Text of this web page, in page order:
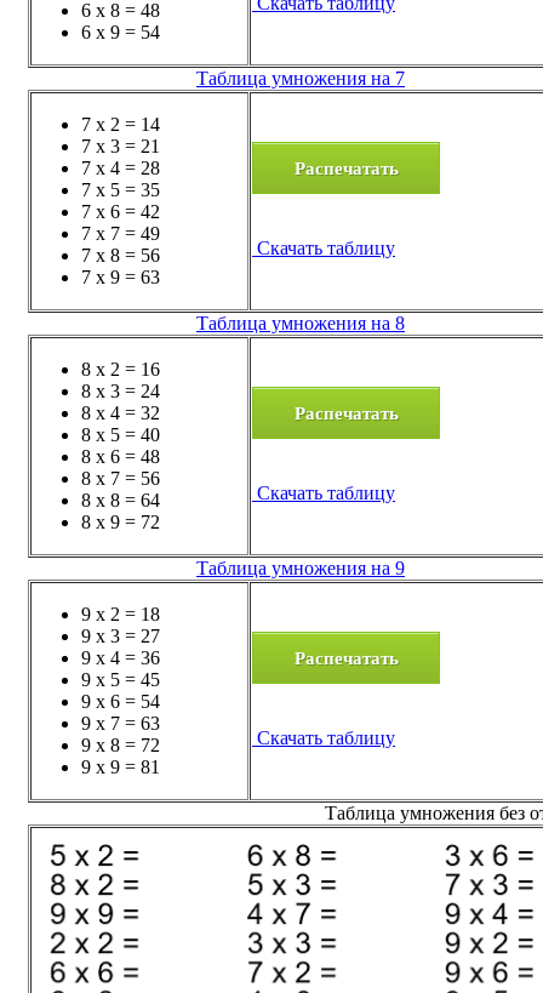
6 x 8 = 48
6 x 9 = 54
Таблица умножения на 7
7 x 2 = 14
7 x 3 = 21
7 x 4 = 28
7 x 5 = 35
7 x 6 = 42
7 x 7 = 49
7 x 8 = 56
7 x 9 = 63
Распечатать
Скачать таблицу
Таблица умножения на 8
8 x 2 = 16
8 x 3 = 24
8 x 4 = 32
8 x 5 = 40
8 x 6 = 48
8 x 7 = 56
8 x 8 = 64
8 x 9 = 72
Распечатать
Скачать таблицу
Таблица умножения на 9
9 x 2 = 18
9 x 3 = 27
9 x 4 = 36
9 x 5 = 45
9 x 6 = 54
9 x 7 = 63
9 x 8 = 72
9 x 9 = 81
Распечатать
Скачать таблицу
Таблица умножения без